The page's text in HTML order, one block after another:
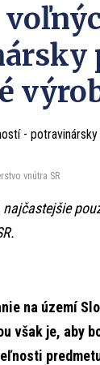
vnútra SR
na území
však je, aby